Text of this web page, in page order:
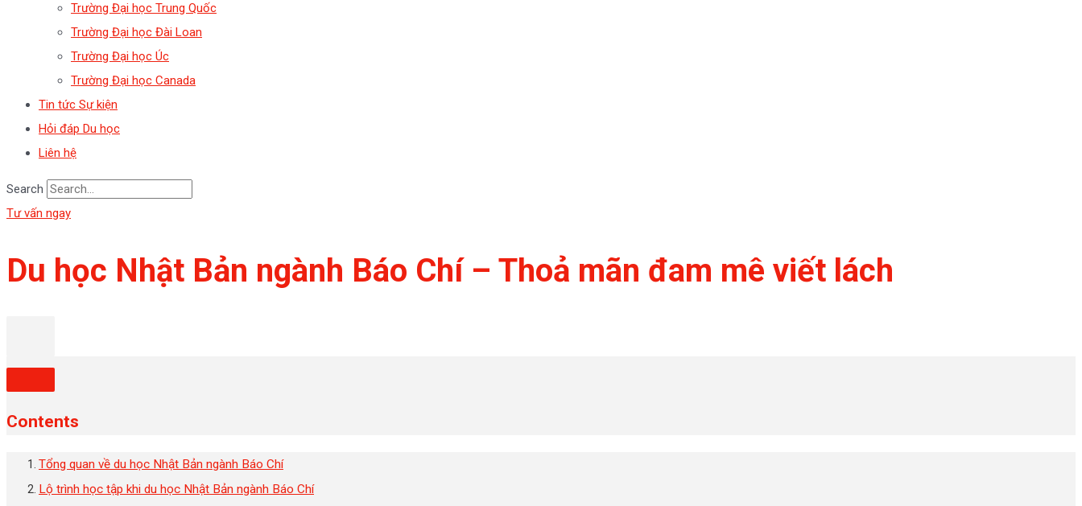
Trường Đại học Trung Quốc
Trường Đại học Đài Loan
Trường Đại học Úc
Trường Đại học Canada
Tin tức Sự kiện
Hỏi đáp Du học
Liên hệ
Search
Tư vấn ngay
Du học Nhật Bản ngành Báo Chí – Thoả mãn đam mê viết lách
Contents
Tổng quan về du học Nhật Bản ngành Báo Chí
Lộ trình học tập khi du học Nhật Bản ngành Báo Chí